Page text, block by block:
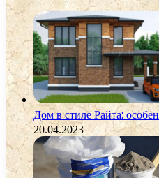
Дом в стиле Райта:
20.04.2023